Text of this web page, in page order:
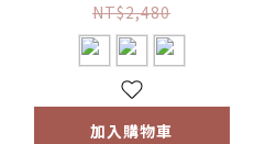
NT$2,480
加入購物車